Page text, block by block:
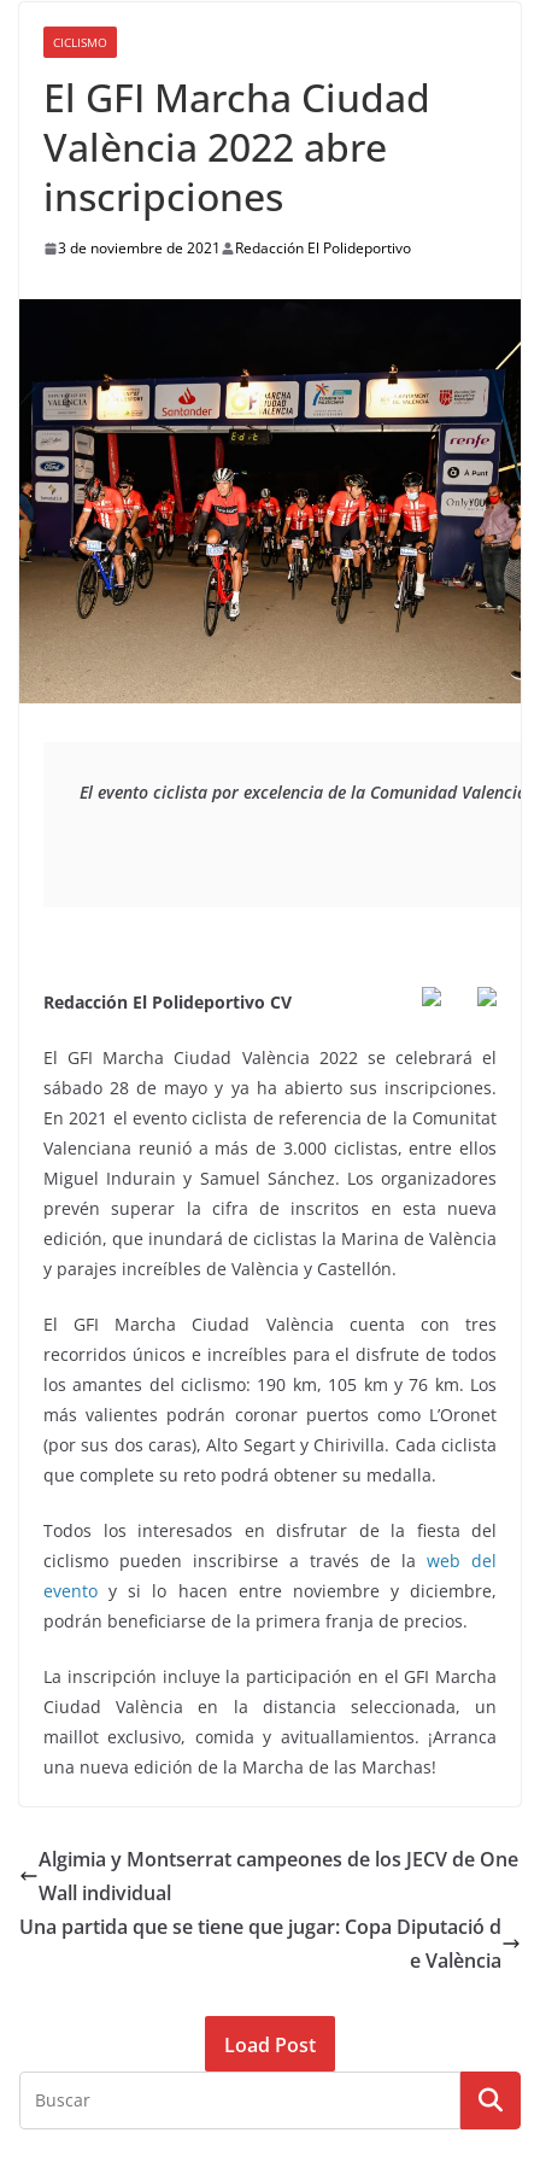
CICLISMO
El GFI Marcha Ciudad
València 2022 abre
inscripciones
3 de noviembre de 2021 Redacción El Polideportivo
El evento ciclista por excelencia de la Comunidad
Redacción El Polideportivo CV
El GFI Marcha Ciudad València 2022 se celebrará el
sábado 28 de mayo y ya ha abierto sus inscripciones.
En 2021 el evento ciclista de referencia de la Comunitat
Valenciana reunió a más de 3.000 ciclistas, entre ellos
Miguel Indurain y Samuel Sánchez. Los organizadores
prevén superar la cifra de inscritos en esta nueva
edición, que inundará de ciclistas la Marina de València
y parajes increíbles de València y Castellón.
El GFI Marcha Ciudad València cuenta con tres
recorridos únicos e increíbles para el disfrute de todos
los amantes del ciclismo: 190 km, 105 km y 76 km. Los
más valientes podrán coronar puertos como L’Oronet
(por sus dos caras), Alto Segart y Chirivilla. Cada ciclista
que complete su reto podrá obtener su medalla.
Todos los interesados en disfrutar de la fiesta del
ciclismo pueden inscribirse a través de la web del
evento y si lo hacen entre noviembre y diciembre,
podrán beneficiarse de la primera franja de precios.
La inscripción incluye la participación en el GFI Marcha
Ciudad València en la distancia seleccionada, un
maillot exclusivo, comida y avituallamientos. ¡Arranca
una nueva edición de la Marcha de las Marchas!
Algimia y Montserrat campeones de los JECV de One
Wall individual
Una partida que se tiene que jugar: Copa Diputació d
e València
Load Post